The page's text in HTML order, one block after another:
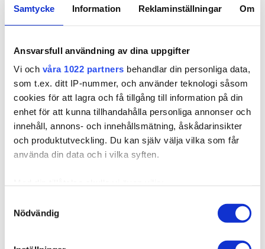
Samtycke Information Reklaminställningar Om
Ansvarsfull användning av dina uppgifter
Vi och våra 1022 partners behandlar din personliga data,
som t.ex. ditt IP-nummer, och använder teknologi såsom
cookies för att lagra och få tillgång till information på din
enhet för att kunna tillhandahålla personliga annonser och
innehåll, annons- och innehållsmätning, åskådarinsikter
och produktutveckling. Du kan själv välja vilka som får
använda din data och i vilka syften.
kan ha en noggrannhet på upp till flera meter
Nödvändig
10V Cool Blonde 4RG Auburn
5RV Red Passion 8R Bright Red
7BK Light Copper Brown 7K Copper Fusion
7BN/10B Sandy Brown 8A/10NV Ash Mix
Sandy Brown Balayage
7BN/10B
Ash Mix Balayage
Balayage 1N/12NA Dark Mix Balayage 1N/4B
Valitse Pituus
17g, 40cm
17g, 50cm
50g, 60cm
50g, 70cm
Loppuunmyyty